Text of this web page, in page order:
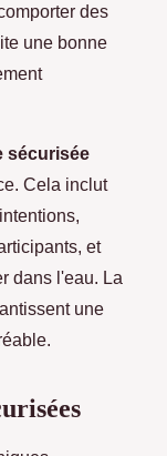
des
une bonne
sécurisée
Cela inclut
et
dans l'eau. La
une